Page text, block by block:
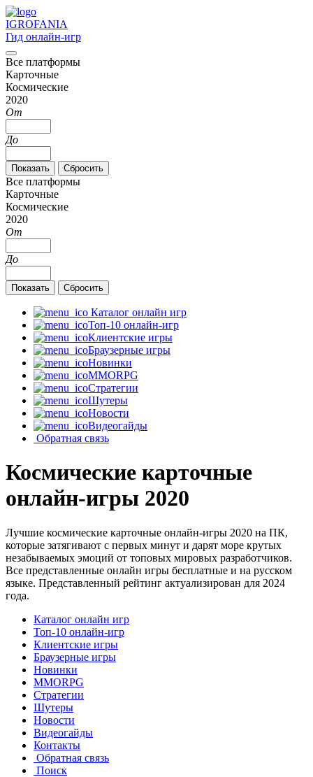
IGROFANIA
Гид онлайн-игр
Все платформы
Карточные
Космические
2020
От
До
Все платформы
Карточные
Космические
2020
От
До
Каталог онлайн игр
Топ-10 онлайн-игр
Клиентские игры
Браузерные игры
Новинки
MMORPG
Стратегии
Шутеры
Новости
Видеогайды
Обратная связь
Космические карточные
онлайн-игры 2020
Лучшие космические карточные онлайн-игры 2020 на ПК,
которые затягивают с первых минут и дарят море крутых
незабываемых эмоций от топовых мировых разработчиков.
Все представленные онлайн игры бесплатные и на русском
языке. Представленный рейтинг актуализирован для 2024
года.
Каталог онлайн игр
Топ-10 онлайн-игр
Клиентские игры
Браузерные игры
Новинки
MMORPG
Стратегии
Шутеры
Новости
Видеогайды
Контакты
Обратная связь
Поиск